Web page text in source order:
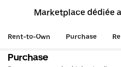
Marketplace dédiée
Rent-to-Own Purchase
Purchase